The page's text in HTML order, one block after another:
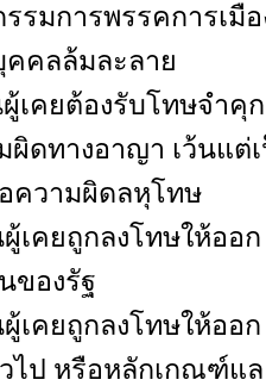
รมการพรรคการเมื
คคลล้มละลาย
เคยต้องรับโทษจำคุ
ผิดทางอาญา เว้นแ
ความผิดลหุโทษ
เคยถูกลงโทษให้ออ
ของรัฐ
เคยถูกลงโทษให้ออ
ไป หรือหลักเกณฑ์แ